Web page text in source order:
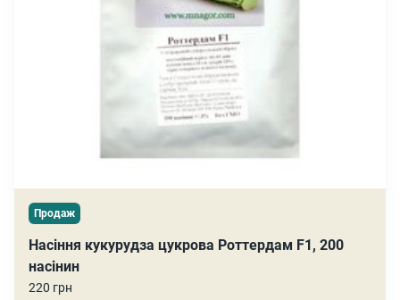
Продаж
Насіння кукурудза цукрова Роттердам F1, 200
насінин
220 грн